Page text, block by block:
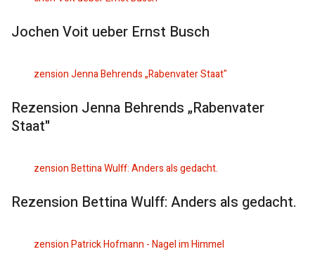
Jochen Voit ueber Ernst Busch
Rezension Jenna Behrends „Rabenvater
Staat"
Rezension Bettina Wulff: Anders als gedacht.